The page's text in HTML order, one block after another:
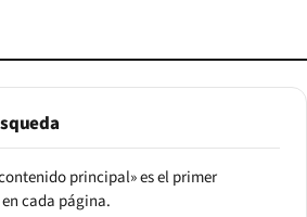
principal» es el primer
cada página.